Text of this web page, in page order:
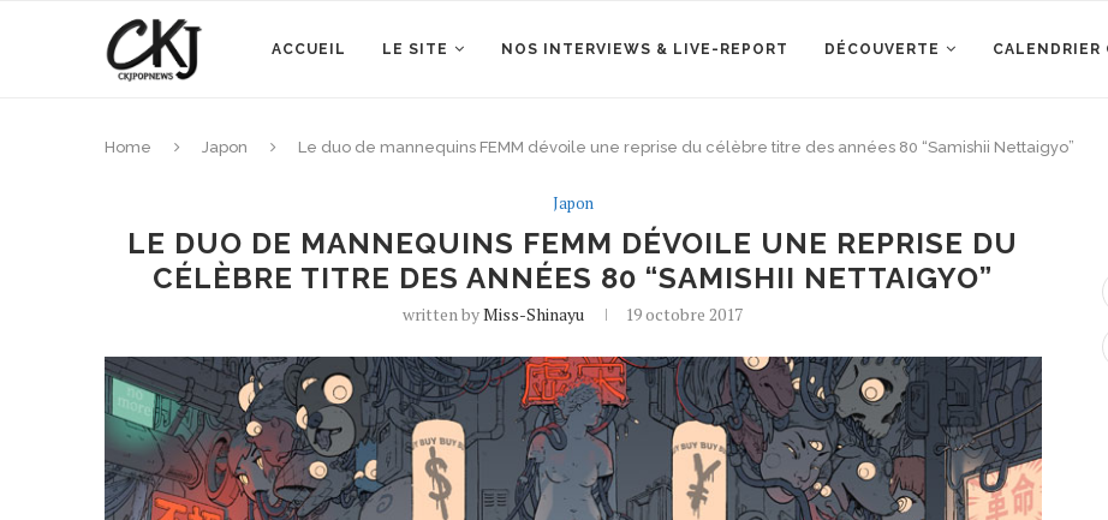
ACCUEIL LE SITE NOS INTERVIEWS & LIVE-REPORT DÉCOUVERTE CALENDRIER
Home Japon Le duo de mannequins FEMM dévoile une reprise du célèbre titre des années 80 “Samishii Nettaigyo”
Japon
LE DUO DE MANNEQUINS FEMM DÉVOILE UNE REPRISE DU
CÉLÈBRE TITRE DES ANNÉES 80 “SAMISHII NETTAIGYO”
written byMiss-Shinayu 19 octobre 2017